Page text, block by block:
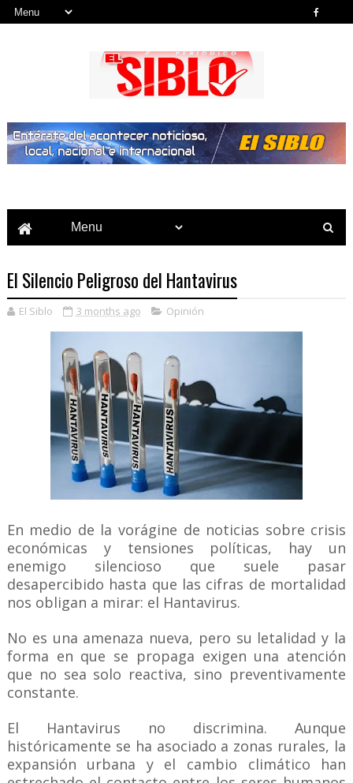
El Silencio Peligroso del Hantavirus
El Siblo 3 months ago Opinión
En medio de la vorágine de noticias sobre crisis
económicas y tensiones políticas, hay un
enemigo silencioso que suele pasar
desapercibido hasta que las cifras de mortalidad
nos obligan a mirar: el Hantavirus.
No es una amenaza nueva, pero su letalidad y la
forma en que se propaga exigen una atención
que no sea solo reactiva, sino preventivamente
constante.
El Hantavirus no discrimina. Aunque
históricamente se ha asociado a zonas rurales, la
expansión urbana y el cambio climático han